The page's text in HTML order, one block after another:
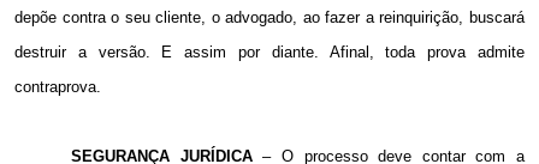
depõe contra o seu cliente, o advogado, ao fazer a reinquirição, buscará
destruir a versão. E assim por diante. Afinal, toda prova admite
contraprova.
SEGURANÇA JURÍDICA– O processo deve contar com a